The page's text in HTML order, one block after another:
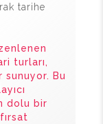
tarihe
turları,
sunuyor. Bu
dolu bir